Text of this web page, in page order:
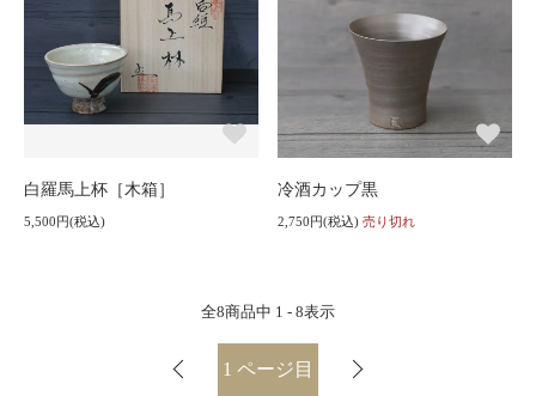
白羅馬上杯［木箱］
5,500円(税込)
冷酒カップ黒
2,750円(税込) 売り切れ
全8商品中 1 - 8表示
1 ページ目